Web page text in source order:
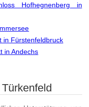
Hofhegnenberg in
in Fürstenfeldbruck
in Andechs